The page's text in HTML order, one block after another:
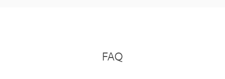
FAQ